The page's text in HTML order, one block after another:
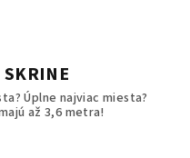
Úplne najviac miesta?
až 3,6 metra!